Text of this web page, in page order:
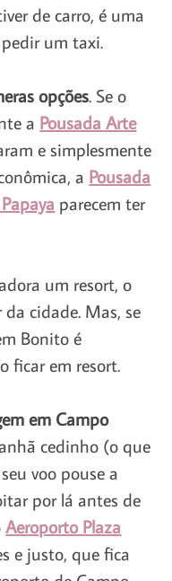
de carro, é uma
um taxi.
opções. Se o
a Pousada Arte
e simplesmente
a Pousada
parecem ter
um resort, o
da cidade. Mas, se
Bonito é
ficar em resort.
em Campo
cedinho (o que
voo pouse a
por lá antes de
Aeroporto Plaza
e justo, que fica